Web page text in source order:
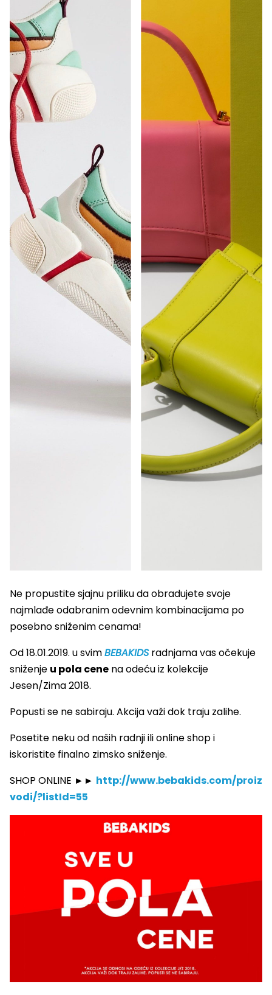
Ne propustite sjajnu priliku da obradujete svoje
najmlađe odabranim odevnim kombinacijama po
posebno sniženim cenama!
Od 18.01.2019. u svimBEBAKIDSradnjama vas očekuje
sniženje u pola cene na odeću iz kolekcije
Jesen/Zima 2018.
Popusti se ne sabiraju. Akcija važi dok traju zalihe.
Posetite neku od naših radnji ili online shop i
iskoristite finalno zimsko sniženje.
SHOP ONLINE ►► http://www.bebakids.com/proiz
vodi/?listId=55